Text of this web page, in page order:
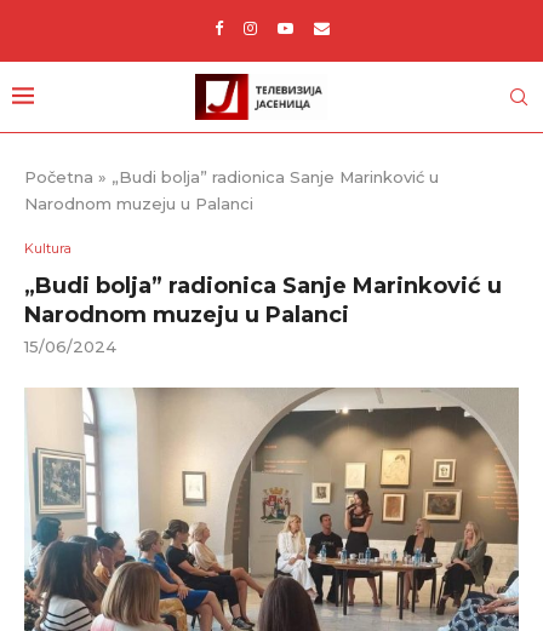
Početna » „Budi bolja” radionica Sanje Marinković u
Narodnom muzeju u Palanci
Kultura
„Budi bolja” radionica Sanje Marinković u
Narodnom muzeju u Palanci
15/06/2024